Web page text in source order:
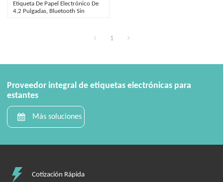
Etiqueta De Papel Electrónico De
4,2 Pulgadas, Bluetooth Sin
1
Proveedor integral de etiquetas electrónicas para
estantes
Más soluciones
Cotización Rápida